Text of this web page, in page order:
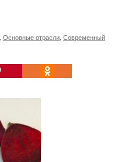
Основные отрасли Современный